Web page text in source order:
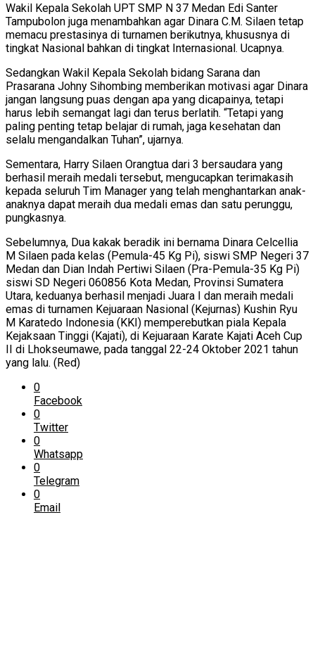
Wakil Kepala Sekolah UPT SMP N 37 Medan Edi Santer
Tampubolon juga menambahkan agar Dinara C.M. Silaen tetap
memacu prestasinya di turnamen berikutnya, khususnya di
tingkat Nasional bahkan di tingkat Internasional. Ucapnya.
Sedangkan Wakil Kepala Sekolah bidang Sarana dan
Prasarana Johny Sihombing memberikan motivasi agar Dinara
jangan langsung puas dengan apa yang dicapainya, tetapi
harus lebih semangat lagi dan terus berlatih. “Tetapi yang
paling penting tetap belajar di rumah, jaga kesehatan dan
selalu mengandalkan Tuhan”, ujarnya.
Sementara, Harry Silaen Orangtua dari 3 bersaudara yang
berhasil meraih medali tersebut, mengucapkan terimakasih
kepada seluruh Tim Manager yang telah menghantarkan anak-
anaknya dapat meraih dua medali emas dan satu perunggu,
pungkasnya.
Sebelumnya, Dua kakak beradik ini bernama Dinara Celcellia
M Silaen pada kelas (Pemula-45 Kg Pi), siswi SMP Negeri 37
Medan dan Dian Indah Pertiwi Silaen (Pra-Pemula-35 Kg Pi)
siswi SD Negeri 060856 Kota Medan, Provinsi Sumatera
Utara, keduanya berhasil menjadi Juara I dan meraih medali
emas di turnamen Kejuaraan Nasional (Kejurnas) Kushin Ryu
M Karatedo Indonesia (KKI) memperebutkan piala Kepala
Kejaksaan Tinggi (Kajati), di Kejuaraan Karate Kajati Aceh Cup
II di Lhokseumawe, pada tanggal 22-24 Oktober 2021 tahun
yang lalu. (Red)
0
Facebook
0
Twitter
0
Whatsapp
0
Telegram
0
Email